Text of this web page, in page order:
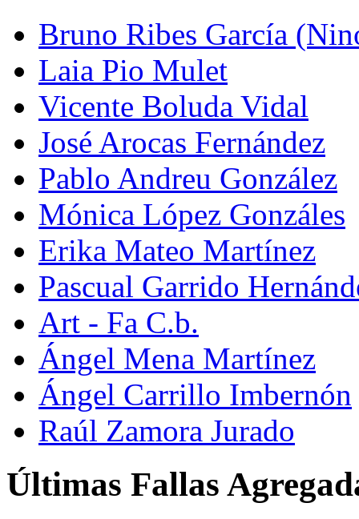
Bruno Ribes García
Laia Pio Mulet
Vicente Boluda Vidal
José Arocas Fernández
Pablo Andreu González
Mónica López Gonzáles
Erika Mateo Martínez
Pascual Garrido
Art - Fa C.b.
Ángel Mena Martínez
Ángel Carrillo Imbernón
Raúl Zamora Jurado
Últimas Fallas